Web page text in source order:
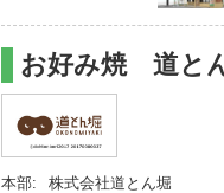
お好み焼 道と
本部: 株式会社道とん堀